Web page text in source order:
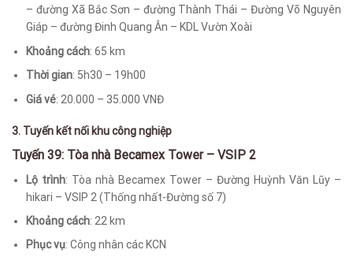
– đường Xã Bắc Sơn – đường Thành Thái – Đường Võ Nguyên
Giáp – đường Đinh Quang Ân – KDL Vườn Xoài
Khoảng cách: 65 km
Thời gian: 5h30 – 19h00
Giá vé: 20.000 – 35.000 VNĐ
3. Tuyến kết nối khu công nghiệp
Tuyến 39: Tòa nhà Becamex Tower – VSIP 2
Lộ trình: Tòa nhà Becamex Tower – Đường Huỳnh Văn Lũy –
hikari – VSIP 2 (Thống nhất-Đường số 7)
Khoảng cách: 22 km
Phục vụ: Công nhân các KCN